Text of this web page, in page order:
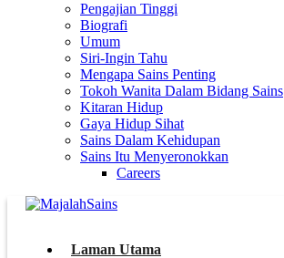
Pengajian Tinggi
Biografi
Umum
Siri-Ingin Tahu
Mengapa Sains Penting
Tokoh Wanita Dalam Bidang Sains
Kitaran Hidup
Gaya Hidup Sihat
Sains Dalam Kehidupan
Sains Itu Menyeronokkan
Careers
Laman Utama